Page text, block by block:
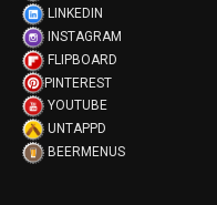
LINKEDIN
INSTAGRAM
FLIPBOARD
PINTEREST
YOUTUBE
UNTAPPD
BEERMENUS